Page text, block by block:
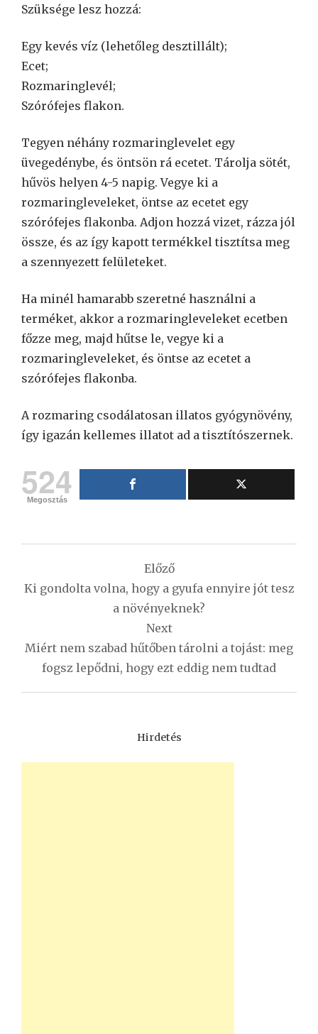
Szüksége lesz hozzá:
Egy kevés víz (lehetőleg desztillált);
Ecet;
Rozmaringlevél;
Szórófejes flakon.
Tegyen néhány rozmaringlevelet egy
üvegedénybe, és öntsön rá ecetet. Tárolja sötét,
hűvös helyen 4-5 napig. Vegye ki a
rozmaringleveleket, öntse az ecetet egy
szórófejes flakonba. Adjon hozzá vizet, rázza jól
össze, és az így kapott termékkel tisztítsa meg
a szennyezett felületeket.
Ha minél hamarabb szeretné használni a
terméket, akkor a rozmaringleveleket ecetben
főzze meg, majd hűtse le, vegye ki a
rozmaringleveleket, és öntse az ecetet a
szórófejes flakonba.
A rozmaring csodálatosan illatos gyógynövény,
így igazán kellemes illatot ad a tisztítószernek.
524
Megosztás
navigáció
Előző
Ki gondolta volna, hogy a gyufa ennyire jót tesz
a növényeknek?
Next
Miért nem szabad hűtőben tárolni a tojást: meg
fogsz lepődni, hogy ezt eddig nem tudtad
Hirdetés